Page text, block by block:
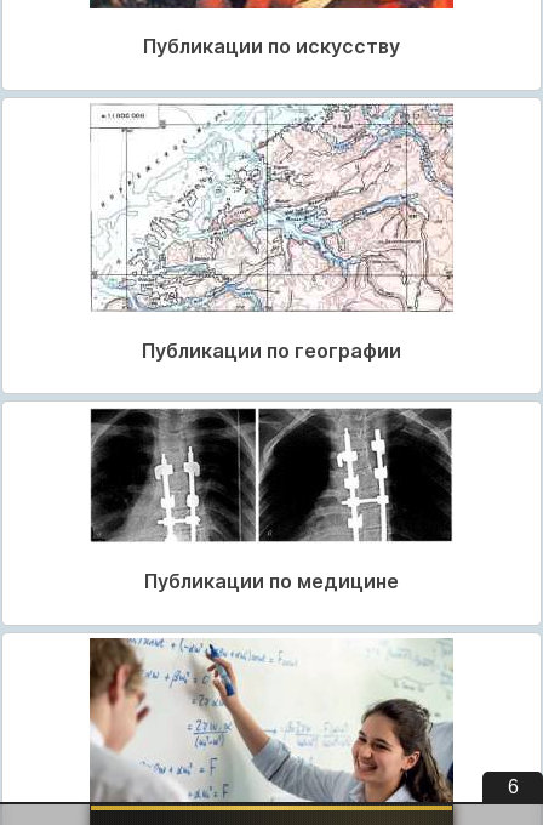
Публикации по искусству
Публикации по географии
Публикации по медицине
5